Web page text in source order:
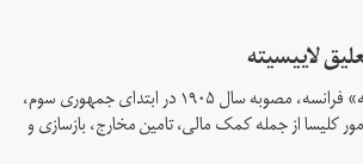
لاییسیته
بر اساس «قانون لاییسیته» فرانسه، مصوبه سال ۱۹۰۵ در ابتدای جمهوری سوم،
کلیسا از جمله کمک مالی، تامین مخارج، بازسازی و